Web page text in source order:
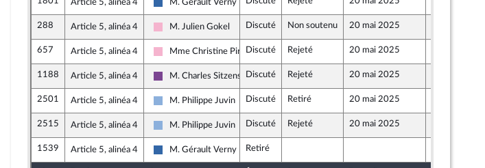
Article 5, alinéa 4
UDR
M. Gérault Verny
288 Article 5, alinéa 4
Socialistes et apparentés
M. Julien Gokel Discuté Non soutenu 20 mai 2025
657 Article 5, alinéa 4
Socialistes et apparentés
Mme Christine Pirès Beaune
Discuté Rejeté 20 mai 2025
1188 Article 5, alinéa 4
Ensemble pour la République
M. Charles SitzenstuhlDiscuté Rejeté 20 mai 2025
2501 Article 5, alinéa 4
Droite Républicaine
M. Philippe Juvin Discuté Retiré 20 mai 2025
2515 Article 5, alinéa 4
Droite Républicaine
M. Philippe Juvin Discuté Rejeté 20 mai 2025
1539 Article 5, alinéa 4
UDR
M. Gérault Verny Retiré